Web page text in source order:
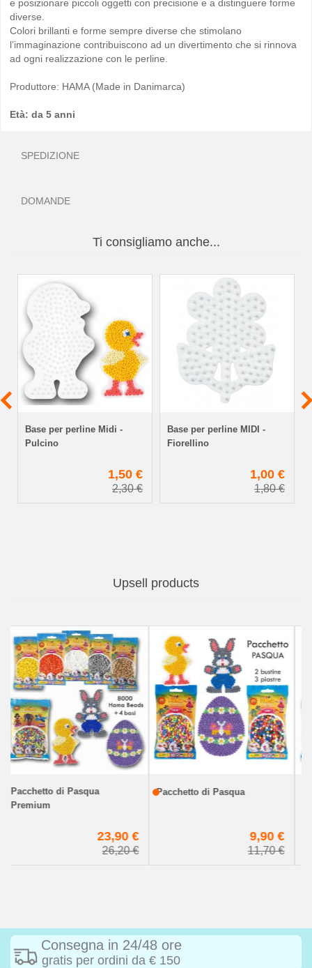
e posizionare piccoli oggetti con precisione e a distinguere forme
diverse.
Colori brillanti e forme sempre diverse che stimolano
l’immaginazione contribuiscono ad un divertimento che si rinnova
ad ogni realizzazione con le perline.
Produttore: HAMA (Made in Danimarca)
Età: da 5 anni
SPEDIZIONE
DOMANDE
Ti consigliamo anche...
Base per perline Midi -
Pulcino
1,50 €
2,30 €
Base per perline MIDI -
Fiorellino
1,00 €
1,80 €
Upsell products
Pacchetto di Pasqua
9,90 €
11,70 €
Pacchetto di Pasqua
23,90 €
26,20 €
Consegna in 24/48 ore
gratis per ordini da € 150